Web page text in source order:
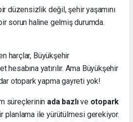
düzensizlik değil, şehir yaşamını
sorun haline gelmiş durumda.
harçlar, Büyükşehir
hesabına yatırılır. Ama Büyükşehir
otopark yapma gayreti yok!
süreçlerinin ada bazlıve otopark
planlama ile yürütülmesi gerekiyor.